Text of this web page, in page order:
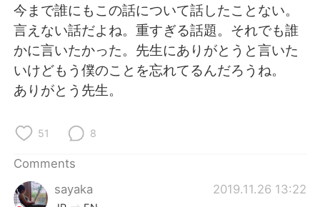
日本語 한국어
Русский ไทย
Indonesia
Türkçe
Português
今まで誰にもこの話について話したことない。
言えない話だよね。重すぎる話題。それでも誰
かに言いたかった。先生にありがとうと言いた
いけどもう僕のことを忘れてるんだろうね。
ありがとう先生。
51 8
Comments
sayaka
2019.11.26 13:22